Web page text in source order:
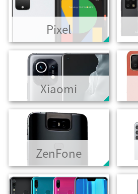
Pixel
Xiaomi
ZenFone